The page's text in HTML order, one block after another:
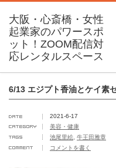
6/13 エジプト香油とケイ素
2021-6-17
美容・健康
池尾里絵 牛王田雅章
コメントを書く